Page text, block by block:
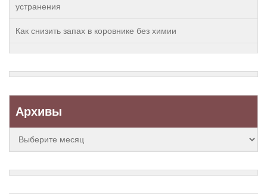
устранения
Как снизить запах в коровнике без химии
Архивы